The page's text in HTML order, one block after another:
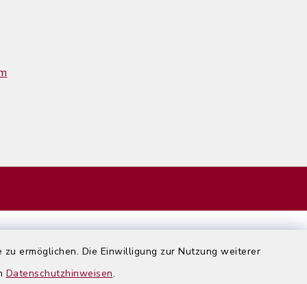
ermöglichen. Die Einwilligung zur Nutzung weiterer
Datenschutzhinweisen.